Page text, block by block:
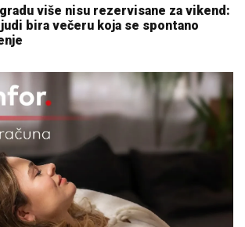
više nisu rezervisane za vikend:
bira večeru koja se spontano